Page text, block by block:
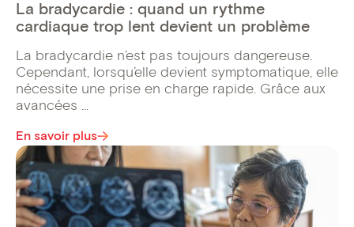
La bradycardie : quand un rythme
cardiaque trop lent devient un problème
La bradycardie n’est pas toujours dangereuse.
Cependant, lorsqu’elle devient symptomatique, elle
nécessite une prise en charge rapide. Grâce aux
avancées ...
En savoir plus